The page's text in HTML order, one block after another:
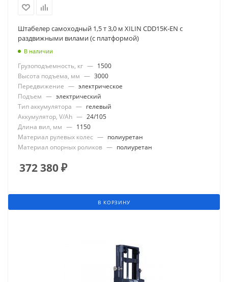
Штабелер самоходный 1,5 т 3,0 м XILIN CDD15K-EN с
раздвижными вилами (с платформой)
В наличии
Грузоподъемность, кг — 1500
Высота подъема, мм — 3000
Передвижение — электрическое
Подъем — электрический
Тип аккумулятора — гелевый
Аккумулятор, V/Ah — 24/105
Длина вил, мм — 1150
Материал рулевых колес — полиуретан
Материал опорных роликов — полиуретан
372 380₽
В КОРЗИНУ